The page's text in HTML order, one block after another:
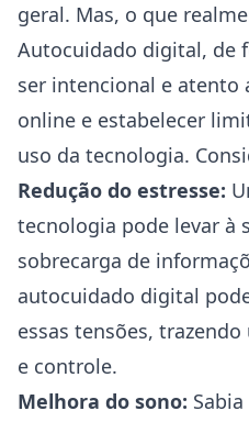
geral. Mas, o que
Autocuidado digital, de
ser intencional e atento
online e estabelecer
uso da tecnologia.
Redução do estresse:
tecnologia pode levar à
sobrecarga de
autocuidado digital
essas tensões,
e controle.
Melhora do sono: